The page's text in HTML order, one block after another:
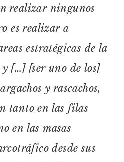
realizar ningunos
es realizar a
estratégicas de la
[…] [ser uno de los]
y rascachos,
tanto en las filas
en las masas
desde sus